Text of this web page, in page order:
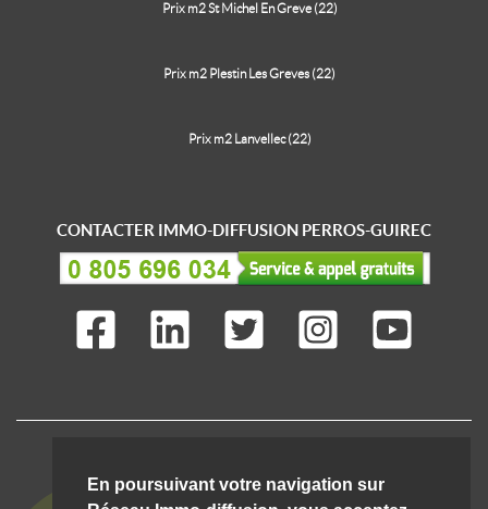
En poursuivant votre navigation sur
Prix m2 St Michel En Greve (22)
Prix m2 Plestin Les Greves (22)
Prix m2 Lanvellec (22)
CONTACTER IMMO-DIFFUSION PERROS-GUIREC